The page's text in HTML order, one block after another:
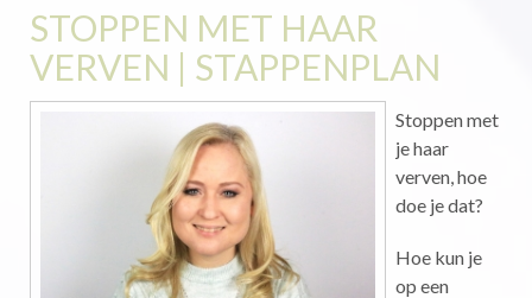
STOPPEN MET HAAR
VERVEN | STAPPENPLAN
Stoppen met
je haar
verven, hoe
doe je dat?
Hoe kun je
op een